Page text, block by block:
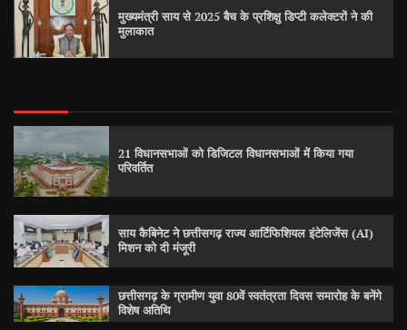
मुख्यमंत्री साय से 2025 बैच के प्रशिक्षु डिप्टी कलेक्टरों ने की
मुलाकात
21 विधानसभाओं को डिजिटल विधानसभाओं में किया गया
परिवर्तित
साय कैबिनेट ने छत्तीसगढ़ राज्य आर्टिफिशियल इंटेलिजेंस (AI)
मिशन को दी मंजूरी
छत्तीसगढ़ के ग्रामीण युवा 80वें स्वतंत्रता दिवस समारोह के बनेंगे
विशेष अतिथि